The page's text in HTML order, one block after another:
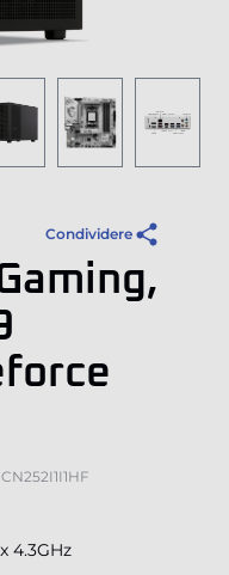
Condividere
4.3GHz